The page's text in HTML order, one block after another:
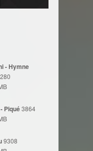
- Hymne
Piqué3864
9308